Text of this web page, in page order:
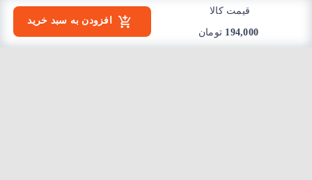
قیمت کالا
تومان
افزودن به سبد خرید